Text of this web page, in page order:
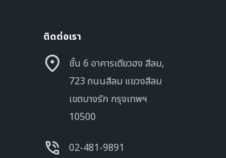
ติดต่อเรา
ชั้น 6 อาคารเตียวฮง สีลม,
723 ถนนสีลม แขวงสีลม
เขตบางรัก กรุงเทพฯ
10500
02-481-9891